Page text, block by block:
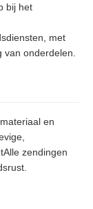
bij het
met
onderdelen.
en
zendingen